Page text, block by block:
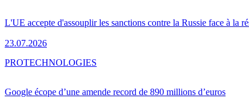
L'UE accepte d'assouplir les sanctions contre la Russie face à la
23.07.2026
Google écope d’une amende record de 890 millions d’euros
PROTECHNOLOGIES